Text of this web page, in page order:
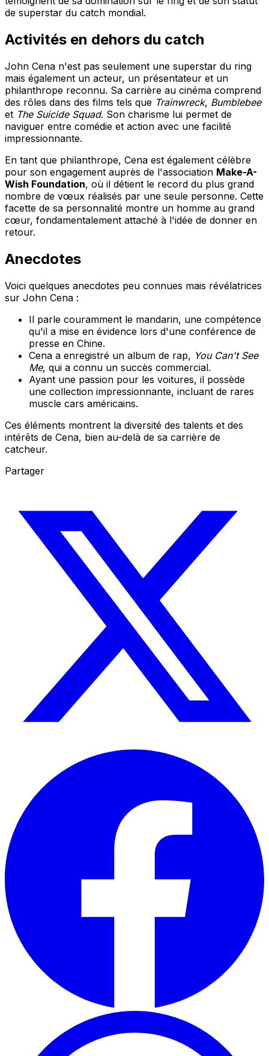
de superstar du catch mondial.
Activités en dehors du catch
John Cena n'est pas seulement une superstar du ring
mais également un acteur, un présentateur et un
philanthrope reconnu. Sa carrière au cinéma comprend
des rôles dans des films tels que Trainwreck, Bumblebee
et The Suicide Squad. Son charisme lui permet de
naviguer entre comédie et action avec une facilité
impressionnante.
En tant que philanthrope, Cena est également célèbre
pour son engagement auprès de l'association Make-A-
Wish Foundation, où il détient le record du plus grand
nombre de vœux réalisés par une seule personne. Cette
facette de sa personnalité montre un homme au grand
cœur, fondamentalement attaché à l'idée de donner en
retour.
Anecdotes
Voici quelques anecdotes peu connues mais révélatrices
sur John Cena :
Il parle couramment le mandarin, une compétence
qu'il a mise en évidence lors d'une conférence de
presse en Chine.
Cena a enregistré un album de rap, You Can't See
Me, qui a connu un succès commercial.
Ayant une passion pour les voitures, il possède
une collection impressionnante, incluant de rares
muscle cars américains.
Ces éléments montrent la diversité des talents et des
intérêts de Cena, bien au-delà de sa carrière de
catcheur.
Partager